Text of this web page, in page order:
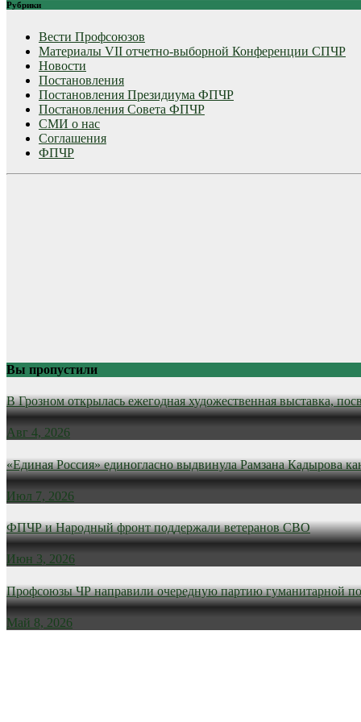
Рубрики
Вести Профсоюзов
Материалы VII отчетно-выборной Конференции СПЧР
Новости
Постановления
Постановления Президиума ФПЧР
Постановления Совета ФПЧР
СМИ о нас
Соглашения
ФПЧР
Вы пропустили
В Грозном открылась ежегодная художественная выставка,
Авг 4, 2026
«Единая Россия» единогласно выдвинула Рамзана Кадырова
Июл 7, 2026
ФПЧР и Народный фронт поддержали ветеранов СВО
Июн 3, 2026
Профсоюзы ЧР направили очередную партию гуманитарной
Май 8, 2026